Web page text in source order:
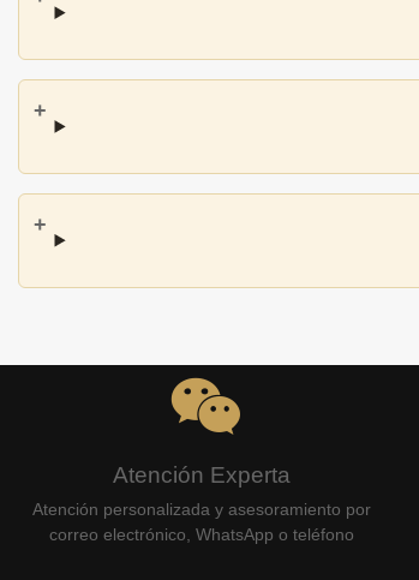
Atención Experta
Atención personalizada y asesoramiento por
correo electrónico, WhatsApp o teléfono